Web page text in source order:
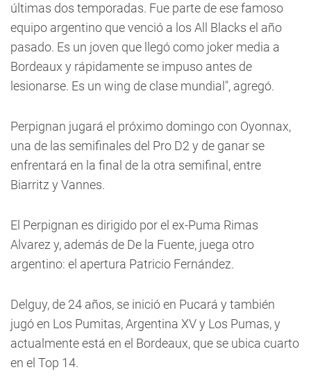
últimas dos temporadas. Fue parte de ese famoso
equipo argentino que venció a los All Blacks el año
pasado. Es un joven que llegó como joker media a
Bordeaux y rápidamente se impuso antes de
lesionarse. Es un wing de clase mundial", agregó.
Perpignan jugará el próximo domingo con Oyonnax,
una de las semifinales del Pro D2 y de ganar se
enfrentará en la final de la otra semifinal, entre
Biarritz y Vannes.
El Perpignan es dirigido por el ex-Puma Rimas
Alvarez y, además de De la Fuente, juega otro
argentino: el apertura Patricio Fernández.
Delguy, de 24 años, se inició en Pucará y también
jugó en Los Pumitas, Argentina XV y Los Pumas, y
actualmente está en el Bordeaux, que se ubica cuarto
en el Top 14.